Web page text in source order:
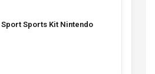
Sport Sports Kit Nintendo